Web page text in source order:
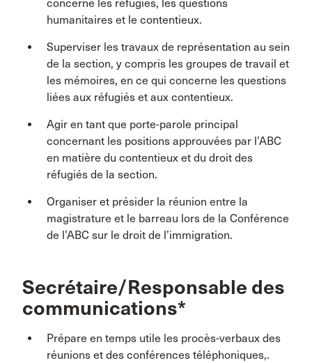
concerne les réfugiés, les questions
humanitaires et le contentieux.
Superviser les travaux de représentation au sein
de la section, y compris les groupes de travail et
les mémoires, en ce qui concerne les questions
liées aux réfugiés et aux contentieux.
Agir en tant que porte-parole principal
concernant les positions approuvées par l’ABC
en matière du contentieux et du droit des
réfugiés de la section.
Organiser et présider la réunion entre la
magistrature et le barreau lors de la Conférence
de l’ABC sur le droit de l’immigration.
Secrétaire/Responsable des
communications*
Prépare en temps utile les procès-verbaux des
réunions et des conférences téléphoniques,.